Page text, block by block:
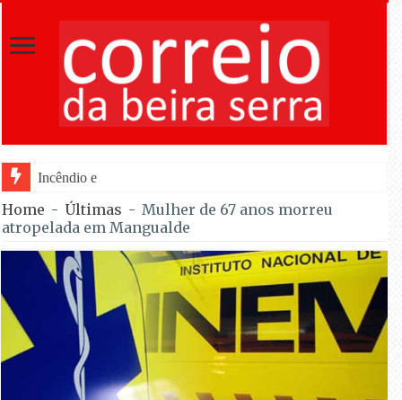
Incêndio em Fornos de Algodres dominad
Home - Últimas - Mulher de 67 anos morreu
atropelada em Mangualde